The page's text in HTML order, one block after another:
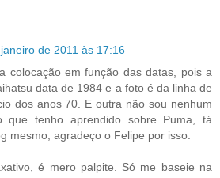
de 2011 às 17:16
colocação em função das datas, pois a
data de 1984 e a foto é da linha de
dos anos 70. E outra não sou nenhum
que tenho aprendido sobre Puma, tá
mesmo, agradeço o Felipe por isso.
é mero palpite. Só me baseie na